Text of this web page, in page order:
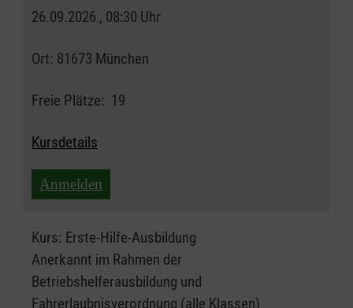
26.09.2026 , 08:30 Uhr
Ort: 81673 München
Freie Plätze: 19
Kursdetails
Anmelden
Kurs: Erste-Hilfe-Ausbildung
Anerkannt im Rahmen der
Betriebshelferausbildung und
Fahrerlaubnisverordnung (alle Klassen)